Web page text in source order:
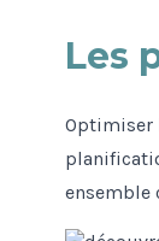
Les
Optimiser
ensemble